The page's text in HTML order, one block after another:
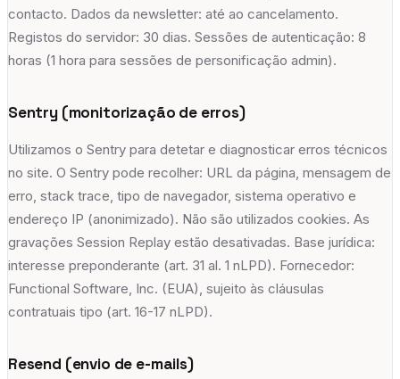
contacto. Dados da newsletter: até ao cancelamento.
Registos do servidor: 30 dias. Sessões de autenticação: 8
horas (1 hora para sessões de personificação admin).
Sentry (monitorização de erros)
Utilizamos o Sentry para detetar e diagnosticar erros técnicos
no site. O Sentry pode recolher: URL da página, mensagem de
erro, stack trace, tipo de navegador, sistema operativo e
endereço IP (anonimizado). Não são utilizados cookies. As
gravações Session Replay estão desativadas. Base jurídica:
interesse preponderante (art. 31 al. 1 nLPD). Fornecedor:
Functional Software, Inc. (EUA), sujeito às cláusulas
contratuais tipo (art. 16-17 nLPD).
Resend (envio de e-mails)